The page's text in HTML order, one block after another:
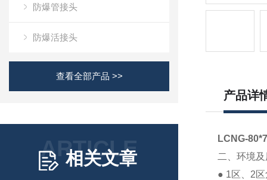
防爆管接头
防爆活接头
查看全部产品 >>
ARTICLE
相关文章
产品详
LCNG-
二、环境
● 1区、 2